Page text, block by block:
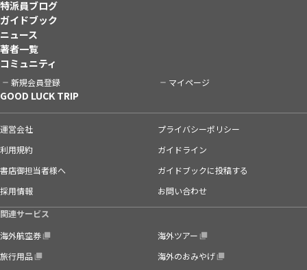
特派員ブログ
ガイドブック
ニュース
著者一覧
コミュニティ
新規会員登録 マイページ
GOOD LUCK TRIP
運営会社
プライバシーポリシー
利用規約
ガイドライン
書店御担当者様へ
ガイドブックに投稿する
採用情報
お問い合わせ
関連サービス
海外航空券
海外ツアー
旅行用品
海外のおみやげ